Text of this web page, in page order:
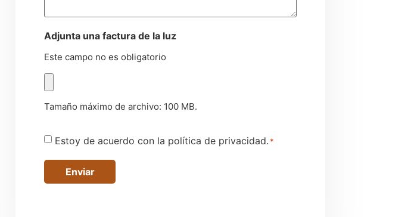
Adjunta una factura de la luz
Este campo no es obligatorio
Tamaño máximo de archivo: 100 MB.
Consentimiento
Estoy de acuerdo con la política de privacidad. *